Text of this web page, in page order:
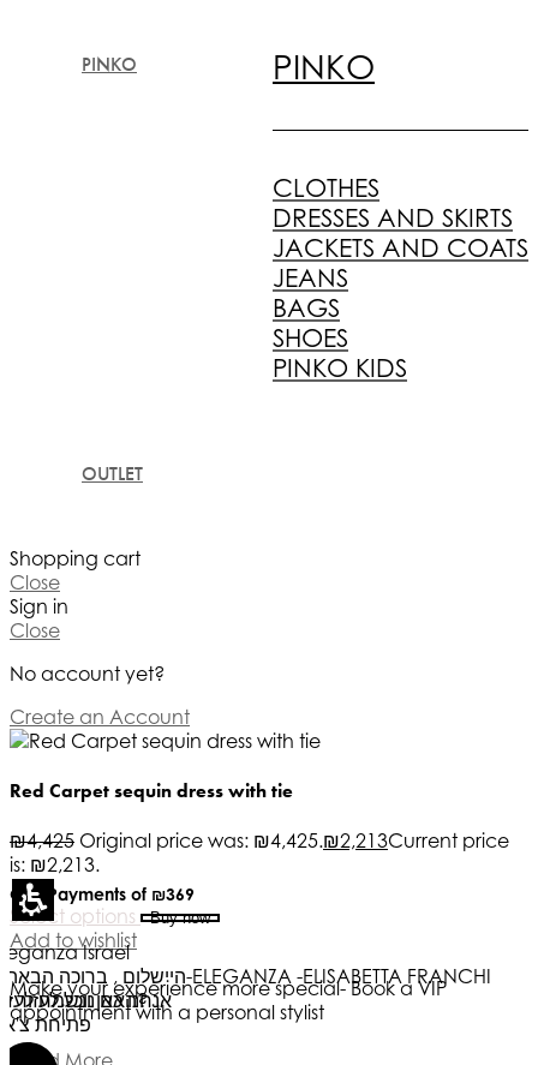
PINKO PINKO
CLOTHES
DRESSES AND SKIRTS
JACKETS AND COATS
JEANS
BAGS
SHOES
PINKO KIDS
OUTLET
Shopping cart
Close
Sign in
Close
No account yet?
Create an Account
Red Carpet sequin dress with tie
₪4,425 Original price was: ₪4,425.₪2,213Current price
is: ₪2,213.
Or 6 Payments of ₪369
Select options Buy now
Add to wishlist
Make your experience more special- Book a VIP
appointment with a personal stylist
אנחנו כאן ונשמח
Israel
היישלום
, ברוכה הבאה ל-ELEGANZA -ELISABETTA FRANCHI
האם נוכל לעזור לך?
פתיחת